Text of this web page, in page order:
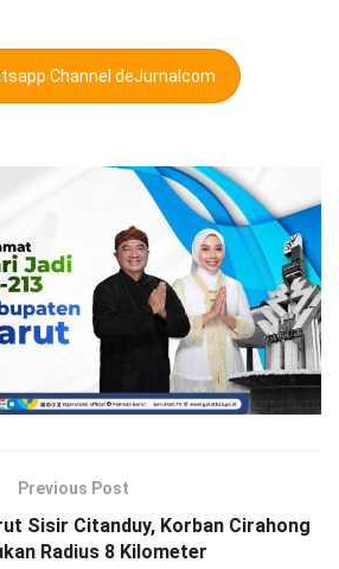
Channel deJurnalcom
Previous Post
Sisir Citanduy, Korban Cirahong
Radius 8 Kilometer